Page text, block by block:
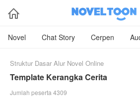

Novel Chat Story Cerpen
Struktur Dasar Alur Novel Online
Template Kerangka Cerita
Jumlah peserta 4309